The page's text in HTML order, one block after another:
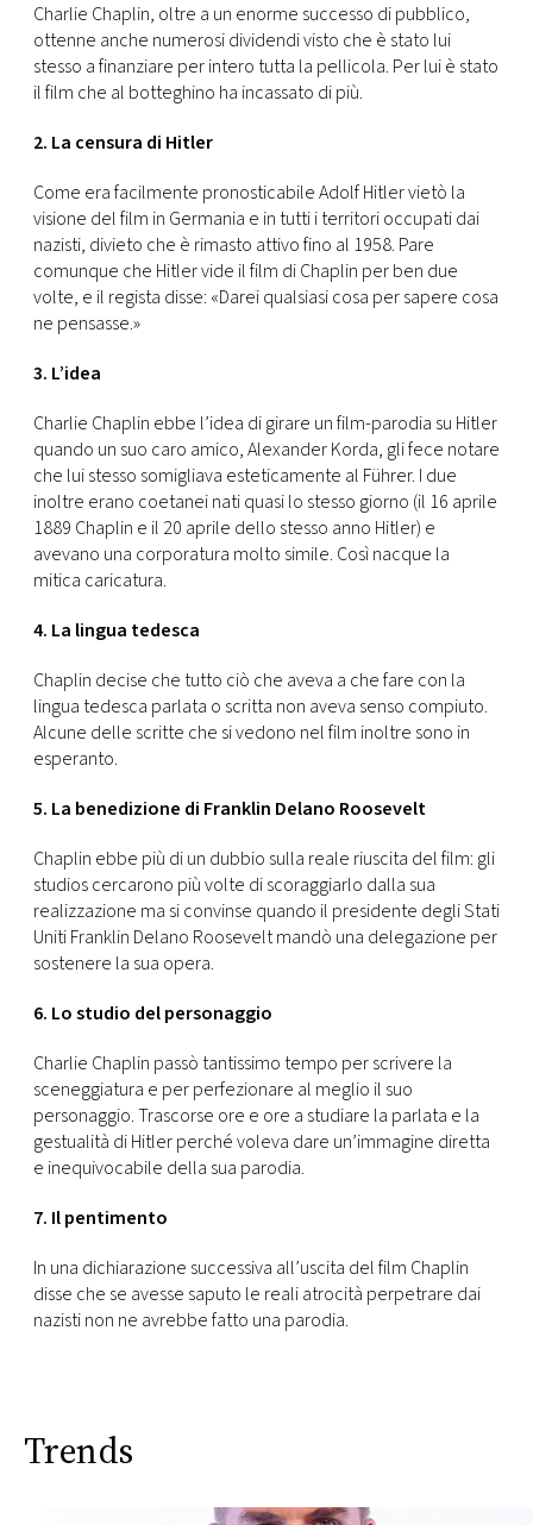
Charlie Chaplin, oltre a un enorme successo di pubblico,
ottenne anche numerosi dividendi visto che è stato lui
stesso a finanziare per intero tutta la pellicola. Per lui è stato
il film che al botteghino ha incassato di più.
2. La censura di Hitler
Come era facilmente pronosticabile Adolf Hitler vietò la
visione del film in Germania e in tutti i territori occupati dai
nazisti, divieto che è rimasto attivo fino al 1958. Pare
comunque che Hitler vide il film di Chaplin per ben due
volte, e il regista disse: «Darei qualsiasi cosa per sapere cosa
ne pensasse.»
3. L’idea
Charlie Chaplin ebbe l’idea di girare un film-parodia su Hitler
quando un suo caro amico, Alexander Korda, gli fece notare
che lui stesso somigliava esteticamente al Führer. I due
inoltre erano coetanei nati quasi lo stesso giorno (il 16 aprile
1889 Chaplin e il 20 aprile dello stesso anno Hitler) e
avevano una corporatura molto simile. Così nacque la
mitica caricatura.
4. La lingua tedesca
Chaplin decise che tutto ciò che aveva a che fare con la
lingua tedesca parlata o scritta non aveva senso compiuto.
Alcune delle scritte che si vedono nel film inoltre sono in
esperanto.
5. La benedizione di Franklin Delano Roosevelt
Chaplin ebbe più di un dubbio sulla reale riuscita del film: gli
studios cercarono più volte di scoraggiarlo dalla sua
realizzazione ma si convinse quando il presidente degli Stati
Uniti Franklin Delano Roosevelt mandò una delegazione per
sostenere la sua opera.
6. Lo studio del personaggio
Charlie Chaplin passò tantissimo tempo per scrivere la
sceneggiatura e per perfezionare al meglio il suo
personaggio. Trascorse ore e ore a studiare la parlata e la
gestualità di Hitler perché voleva dare un’immagine diretta
e inequivocabile della sua parodia.
7. Il pentimento
In una dichiarazione successiva all’uscita del film Chaplin
disse che se avesse saputo le reali atrocità perpetrare dai
nazisti non ne avrebbe fatto una parodia.
Trends